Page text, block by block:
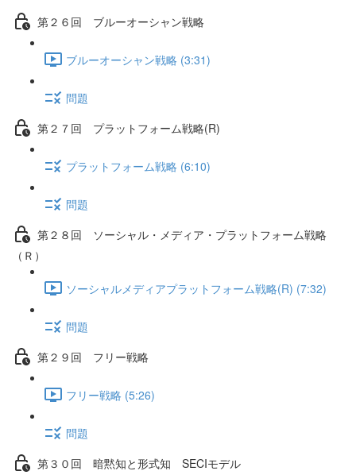
第２６回 ブルーオーシャン戦略
ブルーオーシャン戦略 (3:31)
問題
第２７回 プラットフォーム戦略(R)
プラットフォーム戦略 (6:10)
問題
第２８回 ソーシャル・メディア・プラットフォーム戦略
（Ｒ）
ソーシャルメディアプラットフォーム戦略(R) (7:32)
問題
第２９回 フリー戦略
フリー戦略 (5:26)
問題
第３０回 暗黙知と形式知 SECIモデル